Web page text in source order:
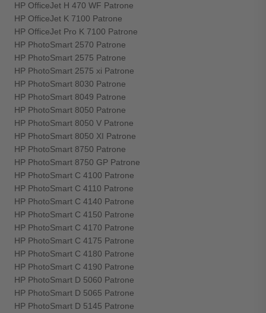
HP OfficeJet H 470 WF Patrone
HP OfficeJet K 7100 Patrone
HP OfficeJet Pro K 7100 Patrone
HP PhotoSmart 2570 Patrone
HP PhotoSmart 2575 Patrone
HP PhotoSmart 2575 xi Patrone
HP PhotoSmart 8030 Patrone
HP PhotoSmart 8049 Patrone
HP PhotoSmart 8050 Patrone
HP PhotoSmart 8050 V Patrone
HP PhotoSmart 8050 XI Patrone
HP PhotoSmart 8750 Patrone
HP PhotoSmart 8750 GP Patrone
HP PhotoSmart C 4100 Patrone
HP PhotoSmart C 4110 Patrone
HP PhotoSmart C 4140 Patrone
HP PhotoSmart C 4150 Patrone
HP PhotoSmart C 4170 Patrone
HP PhotoSmart C 4175 Patrone
HP PhotoSmart C 4180 Patrone
HP PhotoSmart C 4190 Patrone
HP PhotoSmart D 5060 Patrone
HP PhotoSmart D 5065 Patrone
HP PhotoSmart D 5145 Patrone